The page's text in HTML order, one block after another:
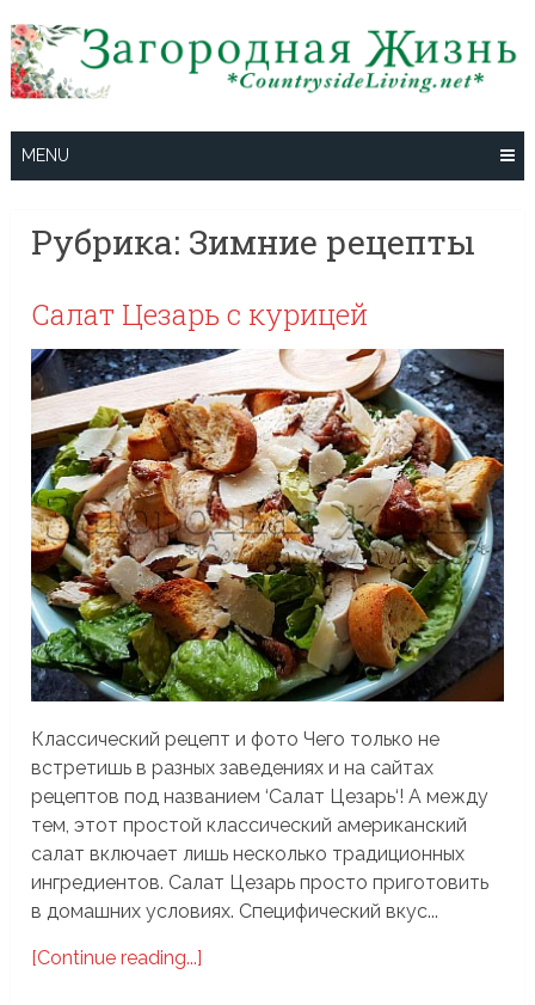
to
content
MENU
Рубрика: Зимние рецепты
Салат Цезарь с курицей
Классический рецепт и фото Чего только не
встретишь в разных заведениях и на сайтах
рецептов под названием ‘Салат Цезарь‘! А между
тем, этот простой классический американский
салат включает лишь несколько традиционных
ингредиентов. Салат Цезарь просто приготовить
в домашних условиях. Специфический вкус...
[Continue reading...]